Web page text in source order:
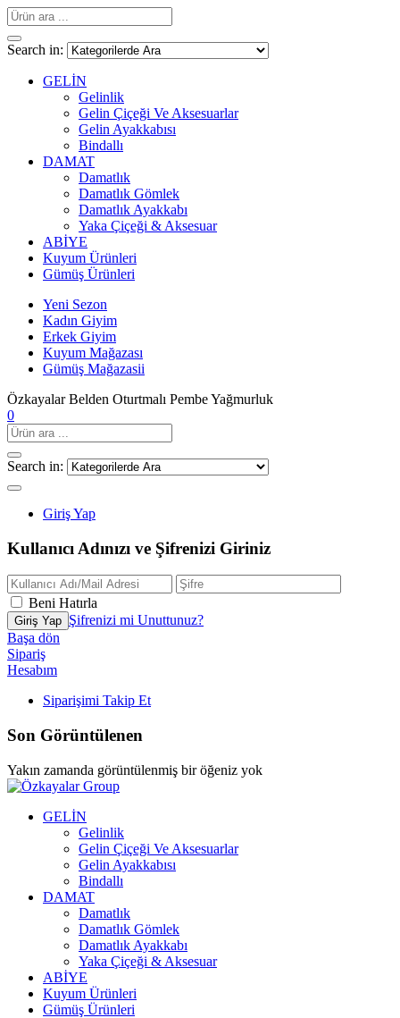
Search in:
GELİN
Gelinlik
Gelin Çiçeği Ve Aksesuarlar
Gelin Ayakkabısı
Bindallı
DAMAT
Damatlık
Damatlık Gömlek
Damatlık Ayakkabı
Yaka Çiçeği & Aksesuar
ABİYE
Kuyum Ürünleri
Gümüş Ürünleri
Yeni Sezon
Kadın Giyim
Erkek Giyim
Kuyum Mağazası
Gümüş Mağazasii
Özkayalar Belden Oturtmalı Pembe Yağmurluk
0
Search in:
Giriş Yap
Kullanıcı Adınızı ve Şifrenizi Giriniz
Beni Hatırla
Şifrenizi mi Unuttunuz?
Başa dön
Sipariş
Hesabım
Siparişimi Takip Et
Son Görüntülenen
Yakın zamanda görüntülenmiş bir öğeniz yok
GELİN
Gelinlik
Gelin Çiçeği Ve Aksesuarlar
Gelin Ayakkabısı
Bindallı
DAMAT
Damatlık
Damatlık Gömlek
Damatlık Ayakkabı
Yaka Çiçeği & Aksesuar
ABİYE
Kuyum Ürünleri
Gümüş Ürünleri